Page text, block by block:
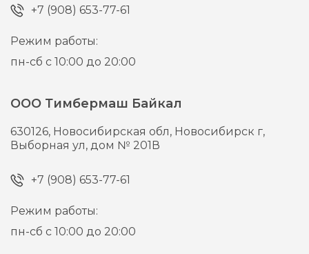
+7 (908) 653-77-61
Режим работы:
пн-сб с 10:00 до 20:00
ООО Тимбермаш Байкал
630126, Новосибирская обл, Новосибирск г,
Выборная ул, дом № 201В
+7 (908) 653-77-61
Режим работы:
пн-сб с 10:00 до 20:00